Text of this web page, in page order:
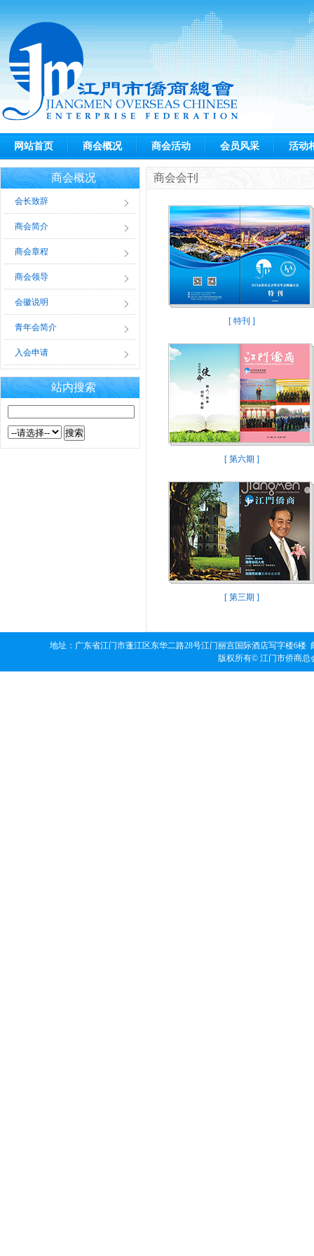
网站首页 商会概况 商会活动 会员风采 活动
商会概况
会长致辞
商会简介
商会章程
商会领导
会徽说明
青年会简介
入会申请
站内搜索
商会会刊
[ 特刊 ]
[ 第六期 ]
[ 第三期 ]
地址：广东省江门市蓬江区东华二路28号江门丽宫国际酒店写字楼6楼
版权所有© 江门市侨商总